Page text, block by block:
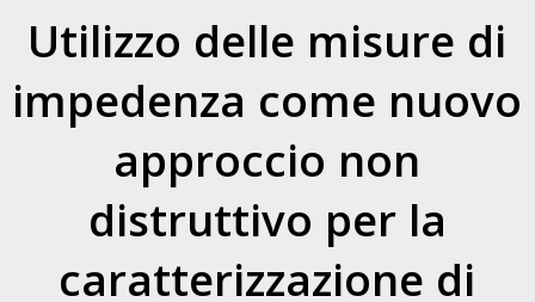
Utilizzo delle misure di
impedenza come nuovo
approccio non
distruttivo per la
caratterizzazione di